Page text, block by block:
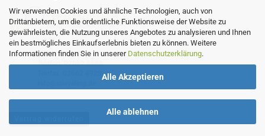
Wir verwenden Cookies und ähnliche Technologien, auch von
Drittanbietern, um die ordentliche Funktionsweise der Website zu
gewährleisten, die Nutzung unseres Angebotes zu analysieren und Ihnen
ein bestmögliches Einkaufserlebnis bieten zu können. Weitere
Informationen finden Sie in unserer Datenschutzerklärung.
Alle Akzeptieren
Alle ablehnen
Lindenstraße 11
57644 Hattert
Telefon02662 6666